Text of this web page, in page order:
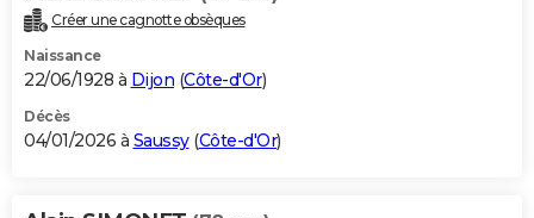
Créer une cagnotte obsèques
Naissance
22/06/1928 à Dijon (Côte-d'Or)
Décès
04/01/2026 à Saussy(Côte-d'Or)